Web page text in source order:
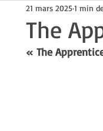
The
21 mars 20251 min
« The